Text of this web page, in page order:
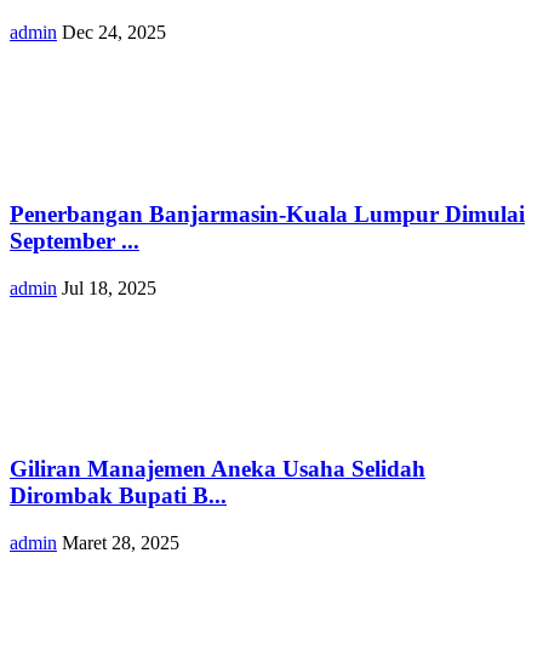
admin Dec 24, 2025
Penerbangan Banjarmasin-Kuala Lumpur Dimulai
September ...
admin Jul 18, 2025
Giliran Manajemen Aneka Usaha Selidah
Dirombak Bupati B...
admin Maret 28, 2025